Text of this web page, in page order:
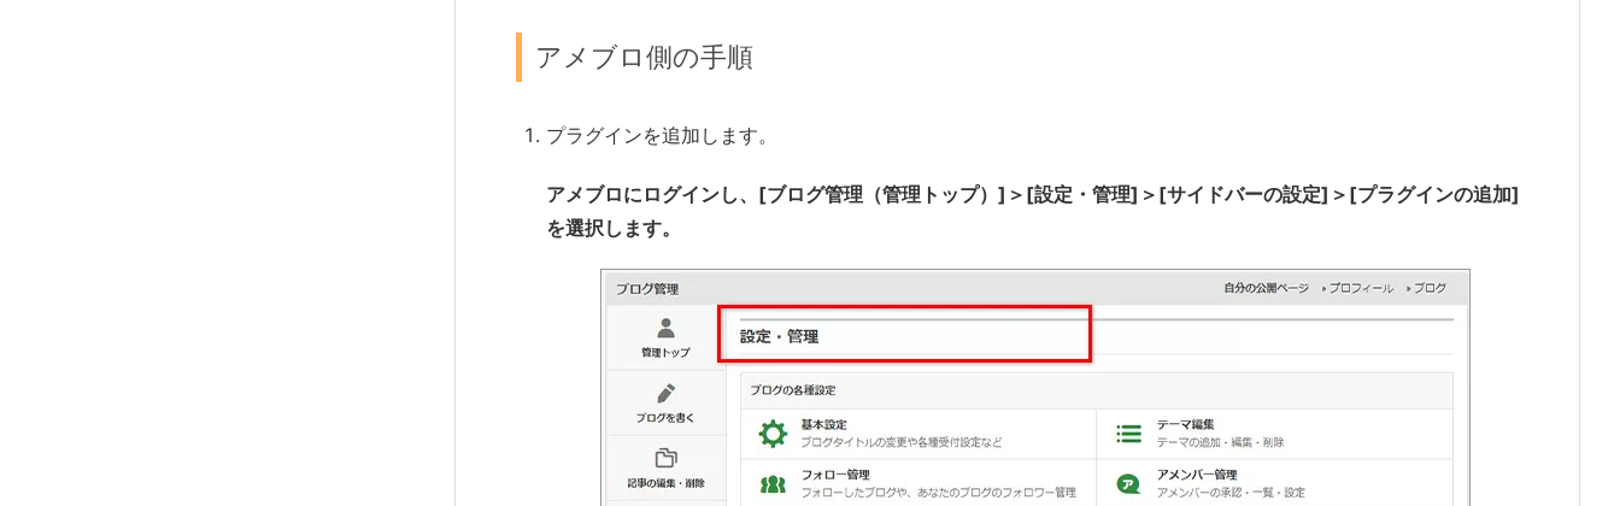
アメブロ側の手順
プラグインを追加します。
アメブロにログインし、[ブログ管理（管理トップ）]＞[設定・管理]＞[サイドバーの設定]＞[プラグインの追加]
を選択します。